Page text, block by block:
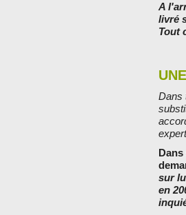
A
livré
Tout
Dans
sur
en